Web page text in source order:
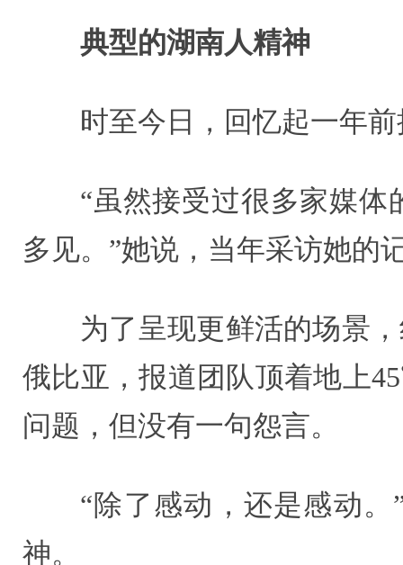
典型的湖南人精神
时至今日，回忆起一年
“虽然接受过很多家媒
多见。”她说，当年采访她的
为了呈现更鲜活的场景
俄比亚，报道团队顶着地上
问题，但没有一句怨言。
“除了感动，还是感动
神。